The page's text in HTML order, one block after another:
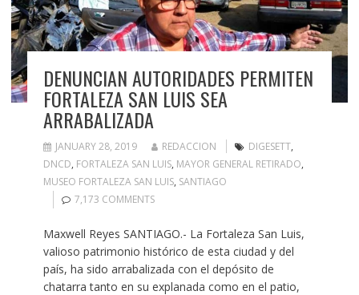
DENUNCIAN AUTORIDADES PERMITEN
FORTALEZA SAN LUIS SEA
ARRABALIZADA
JANUARY 28, 2019 REDACCION DIGESETT,
DNCD, FORTALEZA SAN LUIS, MAYOR GENERAL RETIRADO,
MUSEO FORTALEZA SAN LUIS, SANTIAGO
7,173 COMMENTS
Maxwell Reyes SANTIAGO.- La Fortaleza San Luis,
valioso patrimonio histórico de esta ciudad y del
país, ha sido arrabalizada con el depósito de
chatarra tanto en su explanada como en el patio,